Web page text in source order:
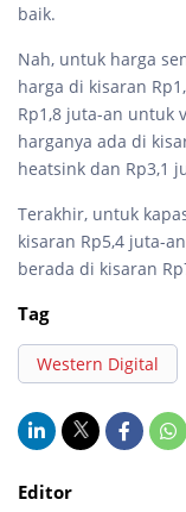
baik.
Nah, untuk harga
harga di kisaran
Rp1,8 juta-an untuk
harganya ada di
heatsink dan Rp3,1
Terakhir, untuk
kisaran Rp5,4 juta-
berada di kisaran
Tag
Western Digital
Editor